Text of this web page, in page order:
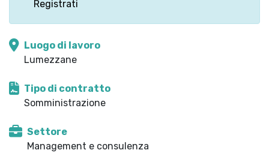
Registrati
Luogo di lavoro
Lumezzane
Tipo di contratto
Somministrazione
Settore
Management e consulenza